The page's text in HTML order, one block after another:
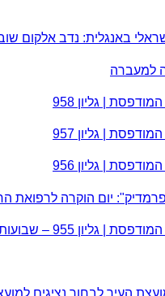
ישראלי באנגלית: נדב אלקום
למעברה
| גליון 958
| גליון 957
| גליון 956
יום הוקרה לרפואת
גליון 955 – שבועות